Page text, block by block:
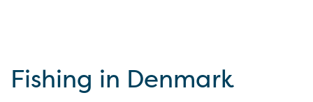
Fishing in Denmark